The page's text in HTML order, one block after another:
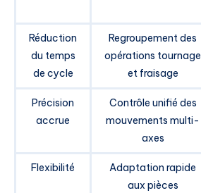
Réduction
du temps
de cycle
Regroupement des
opérations tournage
et fraisage
Précision
accrue
Contrôle unifié des
mouvements multi-
axes
Flexibilité
Adaptation rapide
aux pièces